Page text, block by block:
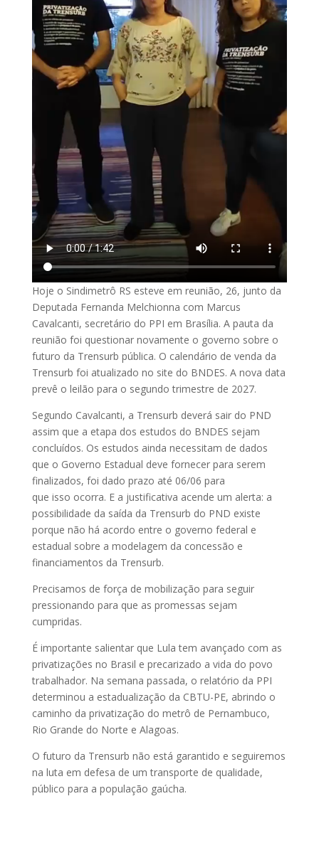
Hoje o Sindimetrô RS esteve em reunião, 26, junto da
Deputada Fernanda Melchionna com Marcus
Cavalcanti, secretário do PPI em Brasília. A pauta da
reunião foi questionar novamente o governo sobre o
futuro da Trensurb pública. O calendário de venda da
Trensurb foi atualizado no site do BNDES. A nova data
prevê o leilão para o segundo trimestre de 2027.
Segundo Cavalcanti, a Trensurb deverá sair do PND
assim que a etapa dos estudos do BNDES sejam
concluídos. Os estudos ainda necessitam de dados
que o Governo Estadual deve fornecer para serem
finalizados, foi dado prazo até 06/06 para
que isso ocorra. E a justificativa acende um alerta: a
possibilidade da saída da Trensurb do PND existe
porque não há acordo entre o governo federal e
estadual sobre a modelagem da concessão e
financiamentos da Trensurb.
Precisamos de força de mobilização para seguir
pressionando para que as promessas sejam
cumpridas.
É importante salientar que Lula tem avançado com as
privatizações no Brasil e precarizado a vida do povo
trabalhador. Na semana passada, o relatório da PPI
determinou a estadualização da CBTU-PE, abrindo o
caminho da privatização do metrô de Pernambuco,
Rio Grande do Norte e Alagoas.
O futuro da Trensurb não está garantido e seguiremos
na luta em defesa de um transporte de qualidade,
público para a população gaúcha.